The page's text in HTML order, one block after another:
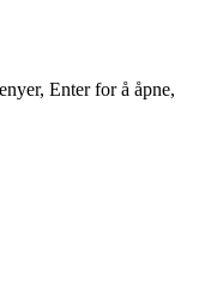
Enter for å åpne,